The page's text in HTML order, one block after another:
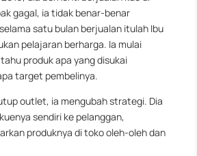
gagal, ia tidak benar-benar
satu bulan berjualan itulah Ibu
pelajaran berharga. Ia mulai
produk apa yang disukai
target pembelinya.
outlet, ia mengubah strategi. Dia
sendiri ke pelanggan,
produknya di toko oleh-oleh dan